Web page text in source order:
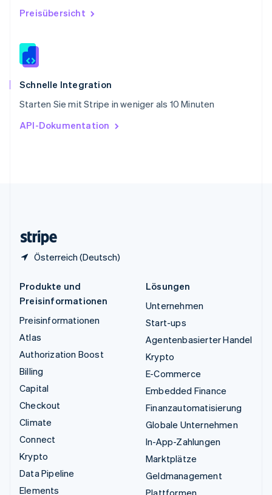
Preisübersicht
Schnelle Integration
Starten Sie mit Stripe in weniger als 10 Minuten
API-Dokumentation
Österreich (Deutsch)
Sonderverwaltungsregion Hongkong,
Spanien
Thailand
ไทยEnglish
English
English
Produkte und
Preisinformationen
Preisinformationen
Atlas
Authorization Boost
Billing
Capital
Checkout
Climate
Connect
Krypto
Data Pipeline
Elements
Lösungen
Unternehmen
Start-ups
Agentenbasierter Handel
Krypto
E-Commerce
Embedded Finance
Finanzautomatisierung
Globale Unternehmen
In-App-Zahlungen
Marktplätze
Geldmanagement